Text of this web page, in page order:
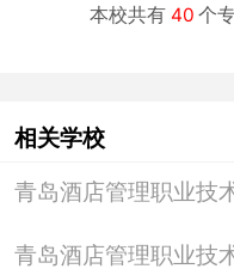
本校共有 40 个
相关学校
青岛酒店管理职业技
青岛酒店管理职业技